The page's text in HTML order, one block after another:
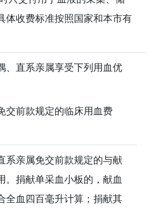
体收费标准按照国家和本市有
、直系亲属享受下列用血优
交前款规定的临床用血费
系亲属免交前款规定的与献
。捐献单采血小板的，献血
全血四百毫升计算；捐献其